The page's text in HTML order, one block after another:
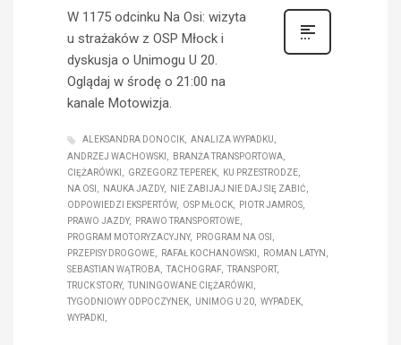
W 1175 odcinku Na Osi: wizyta
u strażaków z OSP Młock i
dyskusja o Unimogu U 20.
Oglądaj w środę o 21:00 na
kanale Motowizja.
ALEKSANDRA DONOCIK
ANALIZA WYPADKU
ANDRZEJ WACHOWSKI
BRANŻA TRANSPORTOWA
CIĘŻARÓWKI
GRZEGORZ TEPEREK
KU PRZESTRODZE
NA OSI
NAUKA JAZDY
NIE ZABIJAJ NIE DAJ SIĘ ZABIĆ
ODPOWIEDZI EKSPERTÓW
OSP MŁOCK
PIOTR JAMROS
PRAWO JAZDY
PRAWO TRANSPORTOWE
PROGRAM MOTORYZACYJNY
PROGRAM NA OSI
PRZEPISY DROGOWE
RAFAŁ KOCHANOWSKI
ROMAN LATYN
SEBASTIAN WĄTROBA
TACHOGRAF
TRANSPORT
TRUCK STORY
TUNINGOWANE CIĘŻARÓWKI
TYGODNIOWY ODPOCZYNEK
UNIMOG U 20
WYPADEK
WYPADKI